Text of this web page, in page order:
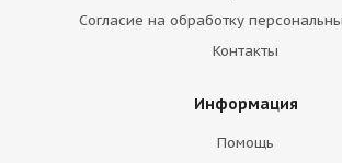
Согласие на обработку
Контакты
Информация
Помощь